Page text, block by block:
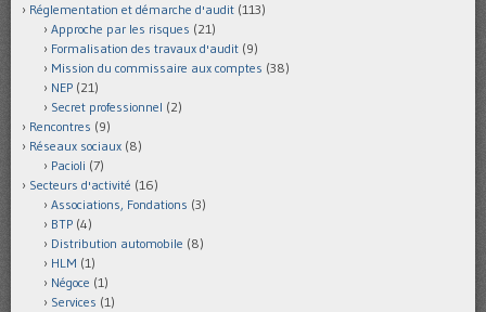
Réglementation et démarche d'audit (113)
Approche par les risques (21)
Formalisation des travaux d'audit (9)
Mission du commissaire aux comptes (38)
NEP (21)
Secret professionnel (2)
Rencontres (9)
Réseaux sociaux (8)
Pacioli (7)
Secteurs d'activité (16)
Associations, Fondations (3)
BTP (4)
Distribution automobile (8)
HLM (1)
Négoce (1)
Services (1)